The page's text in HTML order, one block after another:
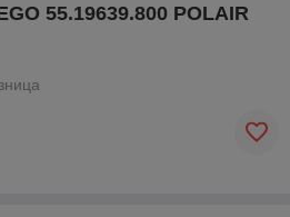
55.19639.800 POLAIR